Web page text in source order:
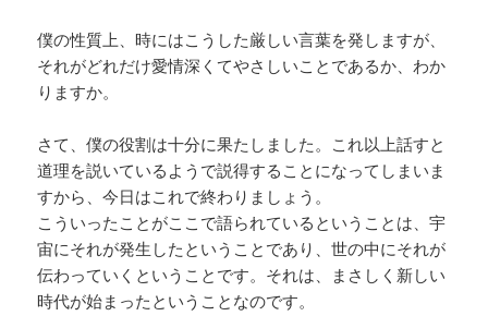
僕の性質上、時にはこうした厳しい言葉を発しますが、
それがどれだけ愛情深くてやさしいことであるか、わか
りますか。
さて、僕の役割は十分に果たしました。これ以上話すと
道理を説いているようで説得することになってしまいま
すから、今日はこれで終わりましょう。
こういったことがここで語られているということは、宇
宙にそれが発生したということであり、世の中にそれが
伝わっていくということです。それは、まさしく新しい
時代が始まったということなのです。